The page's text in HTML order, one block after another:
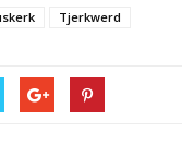
Tjerkwerd